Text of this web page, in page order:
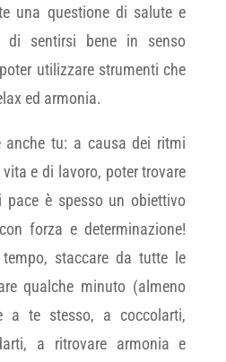
una questione di salute e
di sentirsi bene in senso
utilizzare strumenti che
ed armonia.
anche tu: a causa dei ritmi
e di lavoro, poter trovare
è spesso un obiettivo
forza e determinazione!
staccare da tutte le
qualche minuto (almeno
a te stesso, a coccolarti,
a ritrovare armonia e